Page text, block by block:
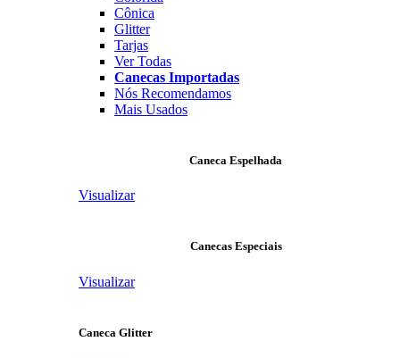
Cônica
Glitter
Tarjas
Ver Todas
Canecas Importadas
Nós Recomendamos
Mais Usados
Caneca Espelhada
Visualizar
Canecas Especiais
Visualizar
Caneca Glitter